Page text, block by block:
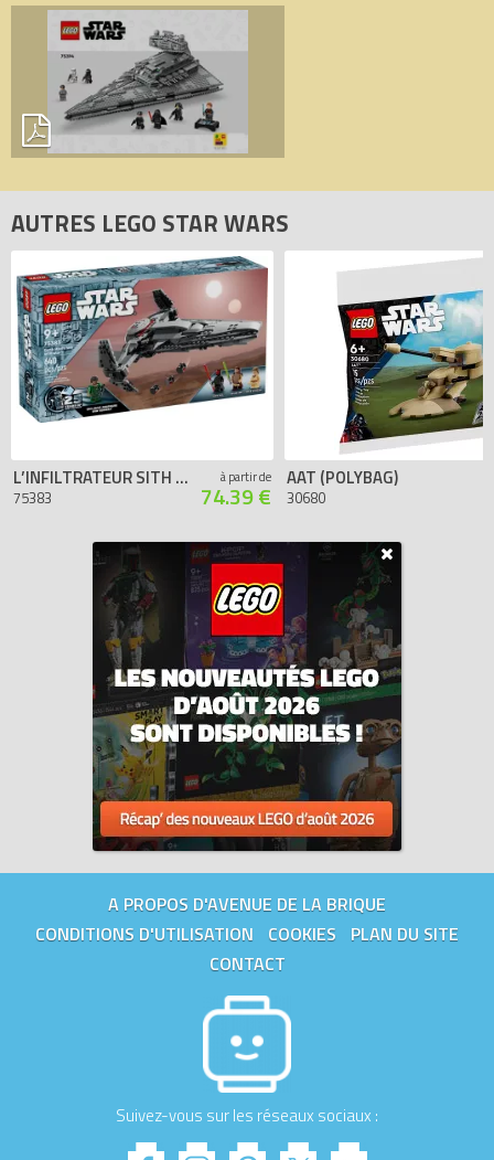
AUTRES LEGO STAR WARS
L’INFILTRATEUR SITH DE DARK MAUL
75383
à partir de
74.39 €
AAT (POLYBAG)
30680
A PROPOS D'AVENUE DE LA BRIQUE
CONDITIONS D'UTILISATION
COOKIES
PLAN DU SITE
CONTACT
Suivez-vous sur les réseaux sociaux :